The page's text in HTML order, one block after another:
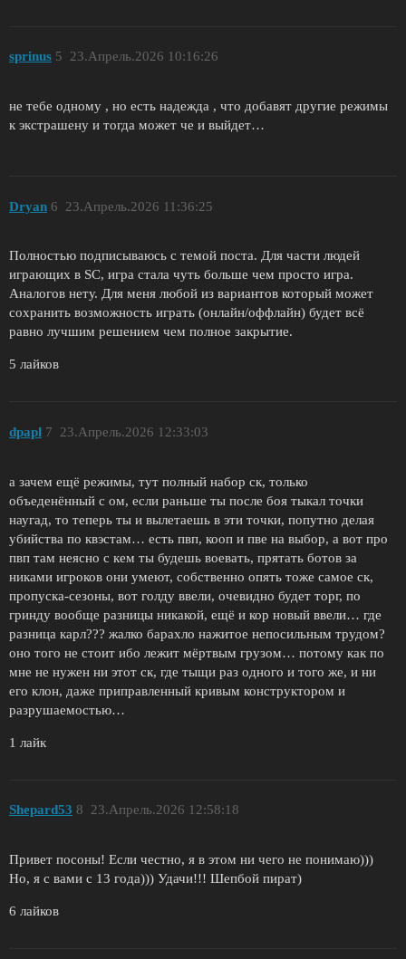
sprinus 23.Апрель.2026 10:16:26
5
не тебе одному , но есть надежда , что добавят другие режимы
к экстрашену и тогда может че и выйдет…
Dryan 23.Апрель.2026 11:36:25
6
Полностью подписываюсь с темой поста. Для части людей
играющих в SC, игра стала чуть больше чем просто игра.
Аналогов нету. Для меня любой из вариантов который может
сохранить возможность играть (онлайн/оффлайн) будет всё
равно лучшим решением чем полное закрытие.
5 лайков
dpapl 23.Апрель.2026 12:33:03
7
а зачем ещё режимы, тут полный набор ск, только
объеденённый с ом, если раньше ты после боя тыкал точки
наугад, то теперь ты и вылетаешь в эти точки, попутно делая
убийства по квэстам… есть пвп, кооп и пве на выбор, а вот про
пвп там неясно с кем ты будешь воевать, прятать ботов за
никами игроков они умеют, собственно опять тоже самое ск,
пропуска-сезоны, вот голду ввели, очевидно будет торг, по
гринду вообще разницы никакой, ещё и кор новый ввели… где
разница карл??? жалко барахло нажитое непосильным трудом?
оно того не стоит ибо лежит мёртвым грузом… потому как по
мне не нужен ни этот ск, где тыщи раз одного и того же, и ни
его клон, даже приправленный кривым конструктором и
разрушаемостью…
1 лайк
Shepard53 23.Апрель.2026 12:58:18
8
Привет посоны! Если честно, я в этом ни чего не понимаю)))
Но, я с вами с 13 года))) Удачи!!! Шепбой пират)
6 лайков